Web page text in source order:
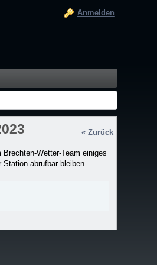
Anmelden
« Zurück
Wetter-Team einiges
abrufbar bleiben.